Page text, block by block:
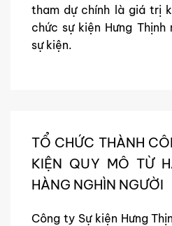
tham dự chính là giá trị
chức sự kiện Hưng
sự kiện.
TỔ CHỨC THÀNH
KIỆN QUY MÔ TỪ
HÀNG NGHÌN NGƯỜI
Công ty Sự kiện Hưng